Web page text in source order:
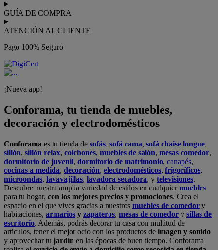
GUÍA DE COMPRA
ATENCIÓN AL CLIENTE
Pago 100% Seguro
¡Nueva app!
Conforama, tu tienda de muebles,
decoración y electrodomésticos
Conforama es tu tienda de sofás, sofá cama, sofá chaise longue,
sillón, sillón relax, colchones, muebles de salón, mesas comedor,
dormitorio de juvenil, dormitorio de matrimonio, canapés,
cocinas a medida, decoración, electrodomésticos, frigoríficos,
microondas, lavavajillas, lavadora secadora, y televisiones.
Descubre nuestra amplia variedad de estilos en cualquiermuebles
para tu hogar, con los mejores precios y promociones. Crea el
espacio en el que vives gracias a nuestros muebles de comedor y
habitaciones, armarios y zapateros, mesas de comedor y sillas de
escritorio. Además, podrás decorar tu casa con multitud de
artículos, tener el mejor ocio con los productos de imagen y sonido
y aprovechar tu jardín en las épocas de buen tiempo. Conforama